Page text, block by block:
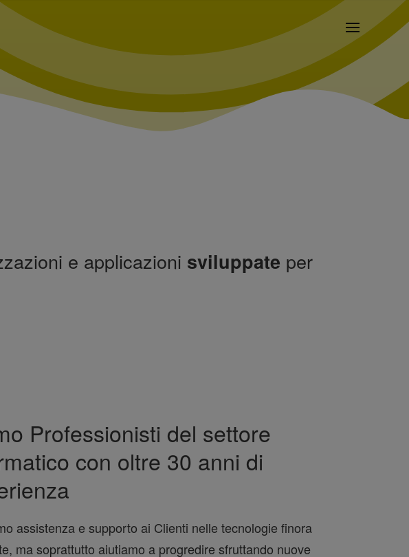
e applicazioni sviluppate per
Professionisti del settore
con oltre 30 anni di
assistenza e supporto ai Clienti nelle tecnologie finora
ma soprattutto aiutiamo a progredire sfruttando nuove